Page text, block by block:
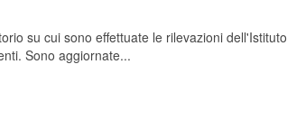
su cui sono effettuate le rilevazioni dell'Istituto
Sono aggiornate...